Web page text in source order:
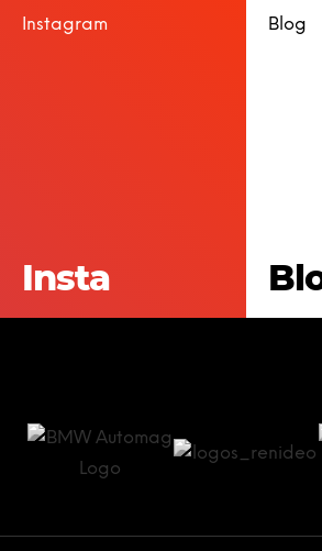
Instagram
Insta
Blog